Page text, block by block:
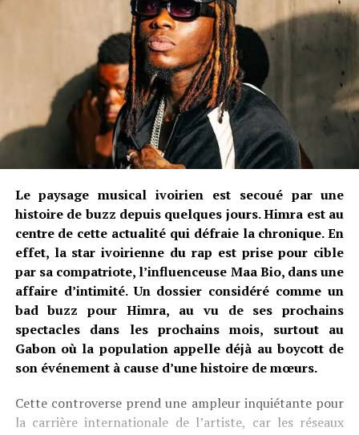
Le paysage musical ivoirien est secoué par une
histoire de buzz depuis quelques jours. Himra est au
centre de cette actualité qui défraie la chronique. En
effet, la star ivoirienne du rap est prise pour cible
par sa compatriote, l’influenceuse Maa Bio, dans une
affaire d’intimité. Un dossier considéré comme un
bad buzz pour Himra, au vu de ses prochains
spectacles dans les prochains mois, surtout au
Gabon où la population appelle déjà au boycott de
son événement à cause d’une histoire de mœurs.
Cette controverse prend une ampleur inquiétante pour
la carrière internationale de l’artiste, car les réseaux